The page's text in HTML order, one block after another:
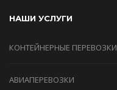
НАШИ УСЛУГИ
КОНТЕЙНЕРНЫЕ ПЕРЕВОЗКИ
АВИАПЕРЕВОЗКИ